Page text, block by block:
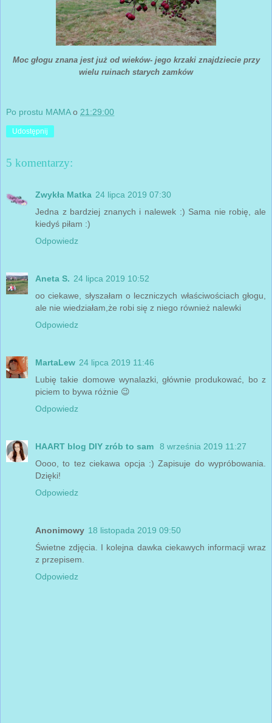
Moc głogu znana jest już od wieków- jego krzaki znajdziecie przy
wielu ruinach starych zamków
Po prostu MAMA o 21:29:00
Udostępnij
5 komentarzy:
Zwykła Matka 24 lipca 2019 07:30
Jedna z bardziej znanych i nalewek :) Sama nie robię, ale
kiedyś piłam :)
Odpowiedz
Aneta S. 24 lipca 2019 10:52
oo ciekawe, słyszałam o leczniczych właściwościach głogu,
ale nie wiedziałam,że robi się z niego również nalewki
Odpowiedz
MartaLew 24 lipca 2019 11:46
Lubię takie domowe wynalazki, głównie produkować, bo z
piciem to bywa różnie 😉
Odpowiedz
HAART blog DIY zrób to sam
8 września 2019 11:27
Oooo, to tez ciekawa opcja :) Zapisuje do wypróbowania.
Dzięki!
Odpowiedz
Anonimowy 18 listopada 2019 09:50
Świetne zdjęcia. I kolejna dawka ciekawych informacji wraz
z przepisem.
Odpowiedz